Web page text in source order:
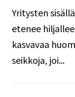
Yritysten
etenee
kasvavaa
seikkoja, joi...